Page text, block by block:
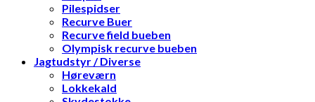
Pilespidser
Recurve Buer
Recurve field bueben
Olympisk recurve bueben
Jagtudstyr / Diverse
Høreværn
Lokkekald